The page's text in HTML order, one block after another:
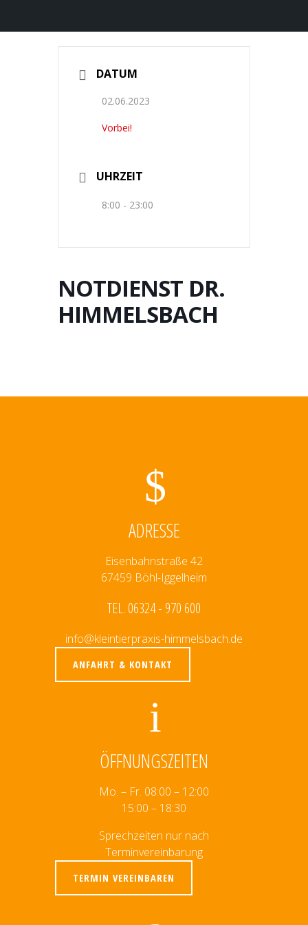
DATUM
02.06.2023
Vorbei!
UHRZEIT
8:00 - 23:00
NOTDIENST DR.
HIMMELSBACH
ADRESSE
Eisenbahnstraße 42
67459 Böhl-Iggelheim
TEL. 06324 - 970 600
info@kleintierpraxis-himmelsbach.de
ANFAHRT & KONTAKT
ÖFFNUNGSZEITEN
Mo. – Fr. 08:00 – 12:00
15:00 – 18:30
Sprechzeiten nur nach
Terminvereinbarung
TERMIN VEREINBAREN